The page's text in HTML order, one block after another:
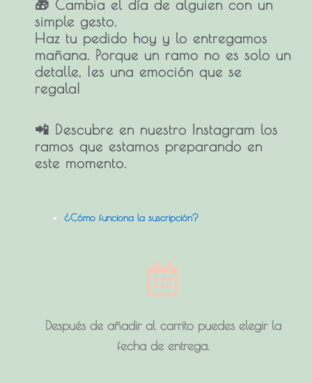
🎁 Cambia el día de alguien con un
simple gesto.
Haz tu pedido hoy y lo entregamos
mañana. Porque un ramo no es solo un
detalle, ¡es una emoción que se
regala!
📲 Descubre en nuestro Instagram los
ramos que estamos preparando en
este momento.
¿Cómo funciona la suscripción?
Después de añadir al carrito puedes elegir la
fecha de entrega.